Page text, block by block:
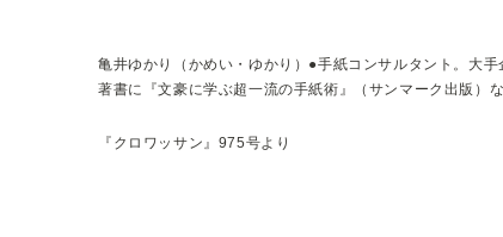
亀井ゆかり（かめい・ゆかり）●手紙コンサルタント。大
著書に『文豪に学ぶ超一流の手紙術』（サンマーク出版）な
『クロワッサン』975号より